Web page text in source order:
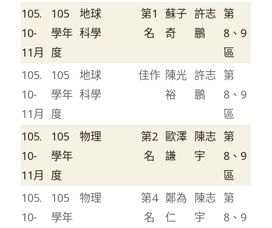
105.
10-
11月
105
學年
度
地球
科學
第1
名
蘇子
奇
許志
鵬
第
8、9
區
105.
10-
11月
105
學年
度
地球
科學
佳作 陳光
裕
許志
鵬
第
8、9
區
105.
10-
11月
105
學年
度
物理
第2
名
歐澤
謙
陳志
宇
第
8、9
區
105.
10-
105
學年
物理
第4
名
鄭為
仁
陳志
宇
第
8、9